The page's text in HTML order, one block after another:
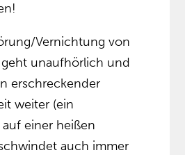
Vernichtung von
unaufhörlich und
erschreckender
weiter (ein
einer heißen
auch immer